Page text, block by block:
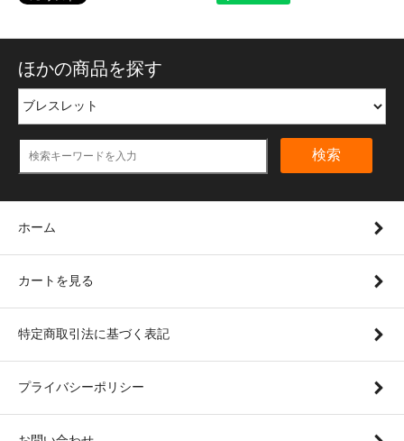
ほかの商品を探す
検索
ホーム
カートを見る
特定商取引法に基づく表記
プライバシーポリシー